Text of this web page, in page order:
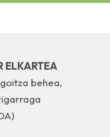
ELKARTEA
behea,